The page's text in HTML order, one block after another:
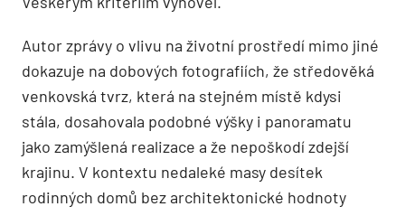
Autor zprávy o vlivu na životní prostředí mimo jiné
dokazuje na dobových fotografiích, že středověká
venkovská tvrz, která na stejném místě kdysi
stála, dosahovala podobné výšky i panoramatu
jako zamýšlená realizace a že nepoškodí zdejší
krajinu. V kontextu nedaleké masy desítek
rodinných domů bez architektonické hodnoty